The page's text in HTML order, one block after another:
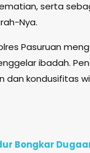
serta
Nya.
Pasuruan
ibadah.
dan kondusifitas
Bongkar